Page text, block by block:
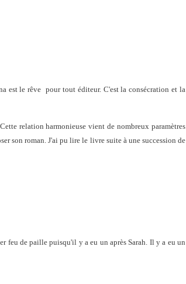
est le rêve pour tout éditeur. C'est la consécration et la
relation harmonieuse vient de nombreux paramètres
son roman. J'ai pu lire le livre suite à une succession de
feu de paille puisqu'il y a eu un après Sarah. Il y a eu un